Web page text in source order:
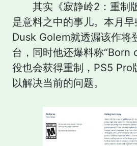
其实《寂静岭2：重制
是意料之中的事儿。本月
Dusk Golem就透漏该作将
台，同时他还爆料称“Born
役也会获得重制，PS5 Pro
以解决当前的问题。